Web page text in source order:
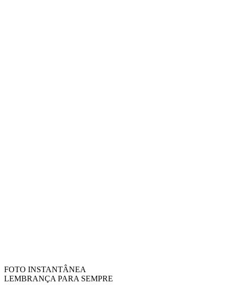
FOTO INSTANTÂNEA
LEMBRANÇA PARA SEMPRE